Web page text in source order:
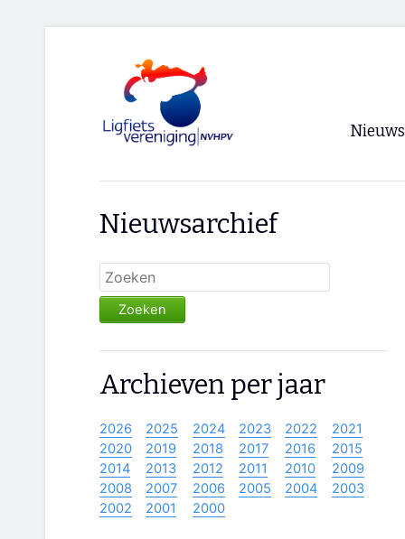
Nieuws
Nieuwsarchief
Zoeken
Archieven per jaar
2026 2025 2024 2023 2022
2021
2020
2019 2018 2017 2016
2015
2014
2013 2012 2011 2010
2009
2008
2007 2006 2005 2004
2003
2002
2001 2000